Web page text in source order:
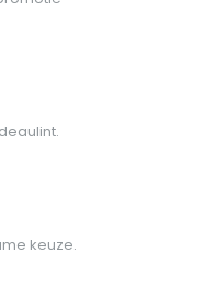
keuze.